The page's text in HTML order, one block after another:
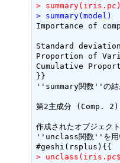
> summary(iris.pc)
> summary(model)
Importance of
Standard
Proportion of
Cumulative
}}
''summary関数''の
第2主成分 (Comp. 2)
作成されたオブジェ
''unclass関数''を用い
>